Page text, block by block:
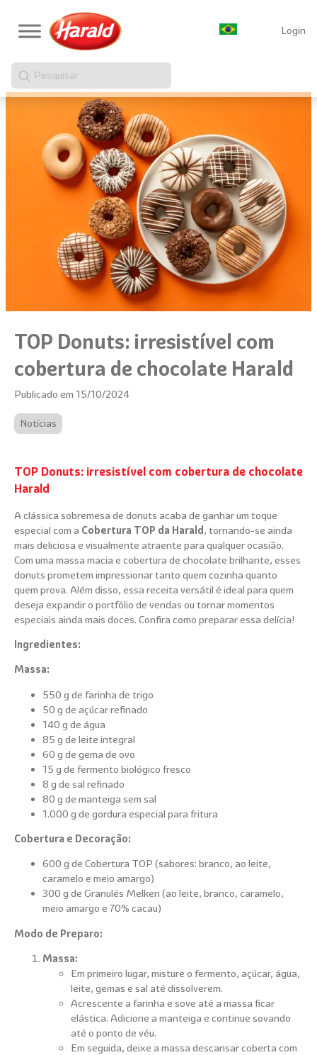
Login
Pesquisar
TOP Donuts: irresistível com
cobertura de chocolate Harald
Publicado em 15/10/2024
Notícias
TOP Donuts: irresistível com cobertura de chocolate
Harald
A clássica sobremesa de donuts acaba de ganhar um toque
especial com a Cobertura TOP da Harald, tornando-se ainda
mais deliciosa e visualmente atraente para qualquer ocasião.
Com uma massa macia e cobertura de chocolate brilhante, esses
donuts prometem impressionar tanto quem cozinha quanto
quem prova. Além disso, essa receita versátil é ideal para quem
deseja expandir o portfólio de vendas ou tornar momentos
especiais ainda mais doces. Confira como preparar essa delícia!
Ingredientes:
Massa:
550 g de farinha de trigo
50 g de açúcar refinado
140 g de água
85 g de leite integral
60 g de gema de ovo
15 g de fermento biológico fresco
8 g de sal refinado
80 g de manteiga sem sal
1.000 g de gordura especial para fritura
Cobertura e Decoração:
600 g de Cobertura TOP (sabores: branco, ao leite,
caramelo e meio amargo)
300 g de Granulés Melken (ao leite, branco, caramelo,
meio amargo e 70% cacau)
Modo de Preparo:
Massa:
Em primeiro lugar, misture o fermento, açúcar, água,
leite, gemas e sal até dissolverem.
Acrescente a farinha e sove até a massa ficar
elástica. Adicione a manteiga e continue sovando
até o ponto de véu.
Em seguida, deixe a massa descansar coberta com